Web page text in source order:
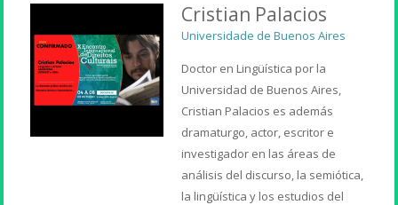
Cristian Palacios
Universidade de Buenos Aires
Doctor en Lingüística por la
Universidad de Buenos Aires,
Cristian Palacios es además
dramaturgo, actor, escritor e
investigador en las áreas de
análisis del discurso, la semiótica,
la lingüística y los estudios del